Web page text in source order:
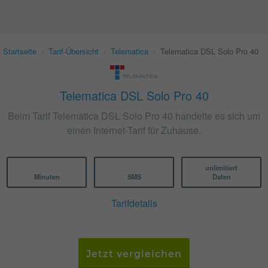
Startseite Tarif-Übersicht Telematica Telematica DSL Solo Pro 40
Telematica DSL Solo Pro 40
Beim Tarif Telematica DSL Solo Pro 40 handelte es sich um
einen Internet-Tarif für Zuhause.
Minuten SMS
unlimitiert
Daten
Tarifdetails
Jetzt vergleichen